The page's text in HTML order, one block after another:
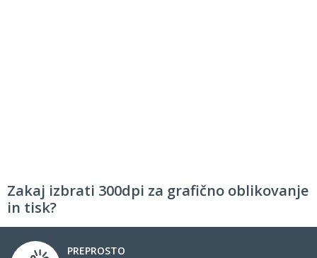
Zakaj izbrati 300dpi za grafično oblikovanje
in tisk?
PREPROSTO